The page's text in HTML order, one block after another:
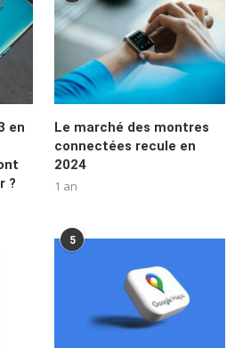
en
?
Le marché des montres
connectées recule en
2024
1 an
5